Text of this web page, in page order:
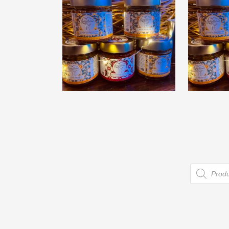
Gaetano Butera
« Patè di Olive »
«
de
produits